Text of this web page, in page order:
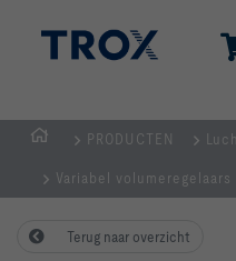
PRODUCTEN
Variabel volumeregelaars
Terug naar overzicht